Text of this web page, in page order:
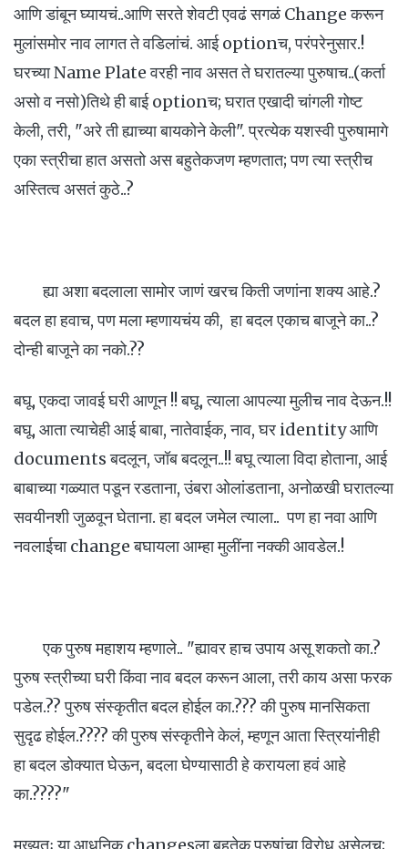
आणि डांबून घ्यायचं..आणि सरते शेवटी एवढं सगळं Change करून
मुलांसमोर नाव लागत ते वडिलांचं. आई optionच, परंपरेनुसार.!
घरच्या Name Plate वरही नाव असत ते घरातल्या पुरुषाच..(कर्ता
असो व नसो)तिथे ही बाई optionच; घरात एखादी चांगली गोष्ट
केली, तरी, "अरे ती ह्याच्या बायकोने केली". प्रत्येक यशस्वी पुरुषामागे
एका स्त्रीचा हात असतो अस बहुतेकजण म्हणतात; पण त्या स्त्रीच
अस्तित्व असतं कुठे..?
ह्या अशा बदलाला सामोर जाणं खरच किती जणांना शक्य आहे.?
बदल हा हवाच, पण मला म्हणायचंय की, हा बदल एकाच बाजूने का..?
दोन्ही बाजूने का नको.??
बघू, एकदा जावई घरी आणून !! बघू, त्याला आपल्या मुलीच नाव देऊन.!!
बघू, आता त्याचेही आई बाबा, नातेवाईक, नाव, घर identity आणि
documents बदलून, जॉब बदलून..!! बघू त्याला विदा होताना, आई
बाबाच्या गळ्यात पडून रडताना, उंबरा ओलांडताना, अनोळखी घरातल्या
सवयीनशी जुळवून घेताना. हा बदल जमेल त्याला.. पण हा नवा आणि
नवलाईचा change बघायला आम्हा मुलींना नक्की आवडेल.!
एक पुरुष महाशय म्हणाले.. "ह्यावर हाच उपाय असू शकतो का.?
पुरुष स्त्रीच्या घरी किंवा नाव बदल करून आला, तरी काय असा फरक
पडेल.?? पुरुष संस्कृतीत बदल होईल का.??? की पुरुष मानसिकता
सुदृढ होईल.???? की पुरुष संस्कृतीने केलं, म्हणून आता स्त्रियांनीही
हा बदल डोक्यात घेऊन, बदला घेण्यासाठी हे करायला हवं आहे
का.????"